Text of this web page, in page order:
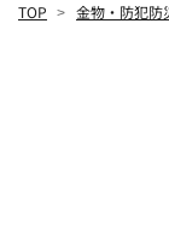
TOP 金物・防犯防